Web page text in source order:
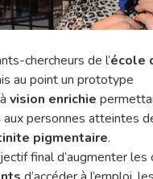
chercheurs de l’école
au point un prototype
à vision enrichie
personnes atteintes
pigmentaire.
final d’augmenter les